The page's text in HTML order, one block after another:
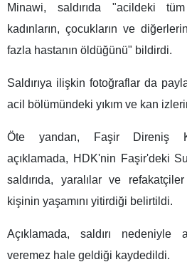
Minawi, saldırıda "acildeki
kadınların, çocukların ve
fazla hastanın öldüğünü" bildirdi.
Saldırıya ilişkin fotoğraflar da
acil bölümündeki yıkım ve kan
Öte yandan, Faşir Direniş
açıklamada, HDK'nin Faşir'deki
saldırıda, yaralılar ve
kişinin yaşamını yitirdiği belirtildi.
Açıklamada, saldırı
veremez hale geldiği kaydedildi.